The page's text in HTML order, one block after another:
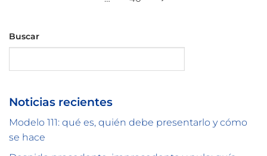
Buscar
Noticias recientes
Modelo 111: qué es, quién debe presentarlo y cómo
se hace